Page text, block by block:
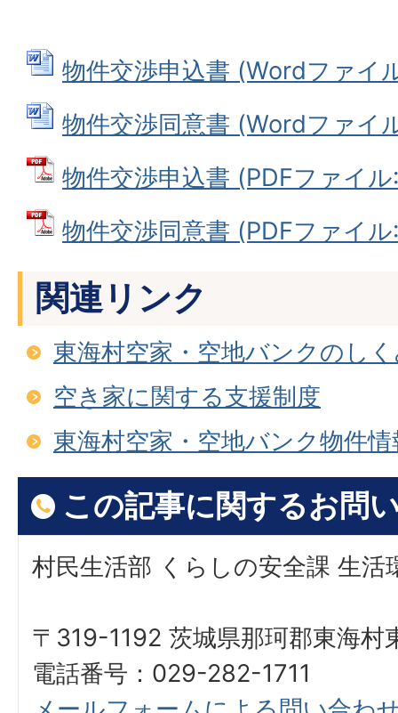
物件交渉申込書 (Wordファイ
物件交渉同意書 (Wordファイ
物件交渉申込書 (PDFファイ
物件交渉同意書 (PDFファイ
関連リンク
東海村空家・空地バンクのし
空き家に関する支援制度
東海村空家・空地バンク物件情
この記事に関するお問
村民生活部 くらしの安全課 生活
〒319-1192 茨城県那珂郡東海村
電話番号：029-282-1711